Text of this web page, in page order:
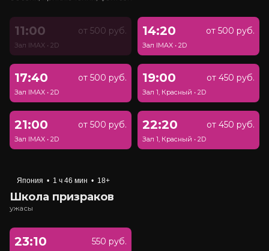
11:00 от 500 руб.
Зал IMAX • 2D
14:20 от 500 руб.
Зал IMAX • 2D
17:40 от 500 руб.
Зал IMAX • 2D
19:00 от 450 руб.
Зал 1, Красный • 2D
21:00 от 500 руб.
Зал IMAX • 2D
22:20 от 450 руб.
Зал 1, Красный • 2D
Япония • 1 ч 46 мин • 18+
Школа призраков
ужасы
23:10 550 руб.